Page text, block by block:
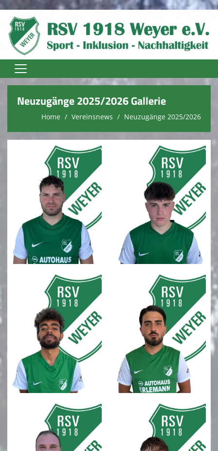
Home
Unser Verein
Vereinsnews
Fußball Senioren
Fußball Jugend
Fussball Damen
Fußball Alte Herren
FC Herbstlaub
Leichtathletik
Kursangebote
Sportabzeichen
Fanshop
Kontaktformular
Nostalgie
Spielstätten
Neuzugänge 2025/2026 Gallerie
Home Vereinsnews Neuzugänge 2025/2026